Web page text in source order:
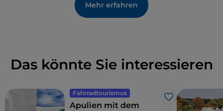
Mehr erfahren
Das könnte Sie interessieren
Fahrradtourismus
Like
Apulien mit dem